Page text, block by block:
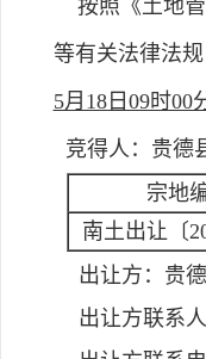
按照《土地管
等有关法律法
5月18日09时00
竞得人：贵德
宗地
南土出让〔
出让方： 贵
出让方联系人